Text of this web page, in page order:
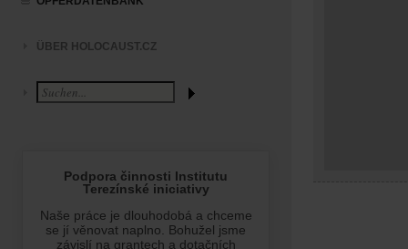
ÜBER HOLOCAUST.CZ